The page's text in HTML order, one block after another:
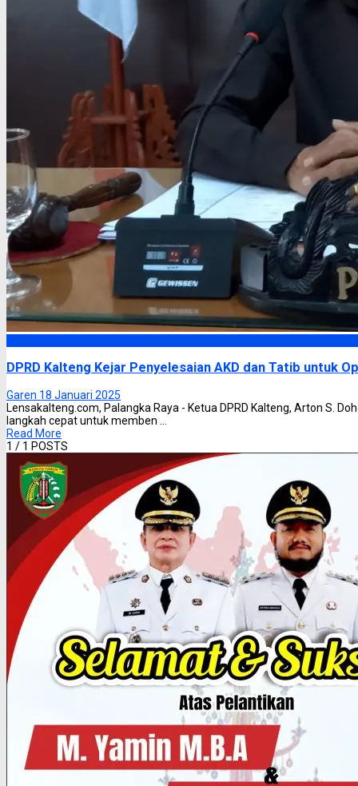
DPRD Kalteng Kejar Penyelesaian AKD dan Tatib untuk
Garen 18 Januari 2025
Lensakalteng.com, Palangka Raya - Ketua DPRD Kalteng, Arton S.
langkah cepat untuk memben ...
Read More
1 / 1 POSTS